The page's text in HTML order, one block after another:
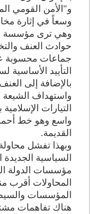
و"الأمن القومي
وسعاً في إثارة
وهي ترى مؤسسة
حوادث العنف
جماعات محسوبة
التأييد الأساسية
بالإضافة إلى
واستهداف الشيعة
التيارات
واسع وهو خط
القديمة.
وبهذا تفشل
السياسية
مؤسسات الدولة
المحاولات أقرب
المؤسسات
هناك تفاهمات